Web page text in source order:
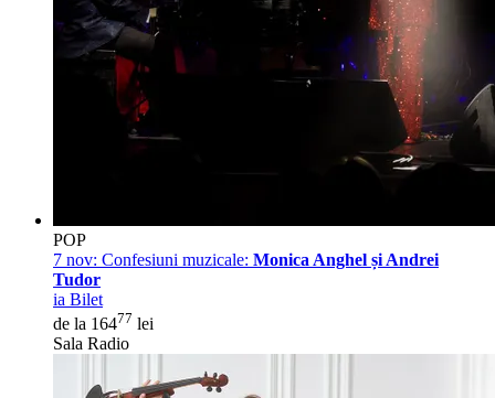
POP
7 nov: Confesiuni muzicale: Monica Anghel și Andrei
Tudor
ia Bilet
de la 16477 lei
Sala Radio